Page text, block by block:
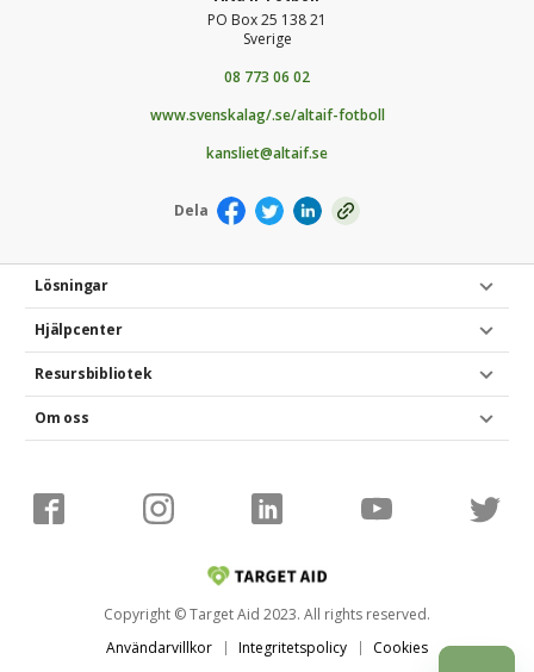
PO Box 25 138 21
Sverige
08 773 06 02
www.svenskalag/.se/altaif-fotboll
kansliet@altaif.se
Dela
Lösningar
Hjälpcenter
Resursbibliotek
Om oss
Copyright © Target Aid 2023. All rights reserved.
Användarvillkor
Integritetspolicy Cookies